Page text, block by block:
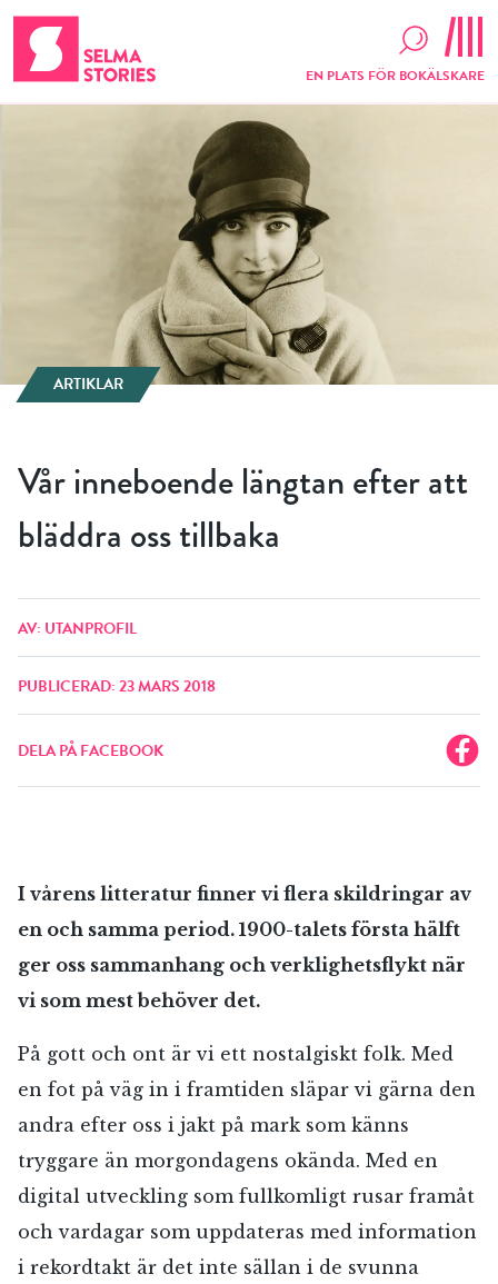
EN PLATS FÖR BOKÄLSKARE
ARTIKLAR
Vår inneboende längtan efter att
bläddra oss tillbaka
AV: UTANPROFIL
PUBLICERAD: 23 MARS 2018
DELA PÅ FACEBOOK
I vårens litteratur finner vi flera skildringar av
en och samma period. 1900-talets första hälft
ger oss sammanhang och verklighetsflykt när
vi som mest behöver det.
På gott och ont är vi ett nostalgiskt folk. Med
en fot på väg in i framtiden släpar vi gärna den
andra efter oss i jakt på mark som känns
tryggare än morgondagens okända. Med en
digital utveckling som fullkomligt rusar framåt
och vardagar som uppdateras med information
i rekordtakt är det inte sällan i de svunna